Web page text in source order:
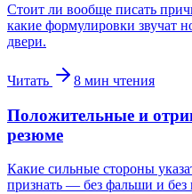
Стоит ли вообще писать
какие формулировки звучат
двери.
Читать 8 мин чтения
Положительные и
резюме
Какие сильные стороны
признать — без фальши и без